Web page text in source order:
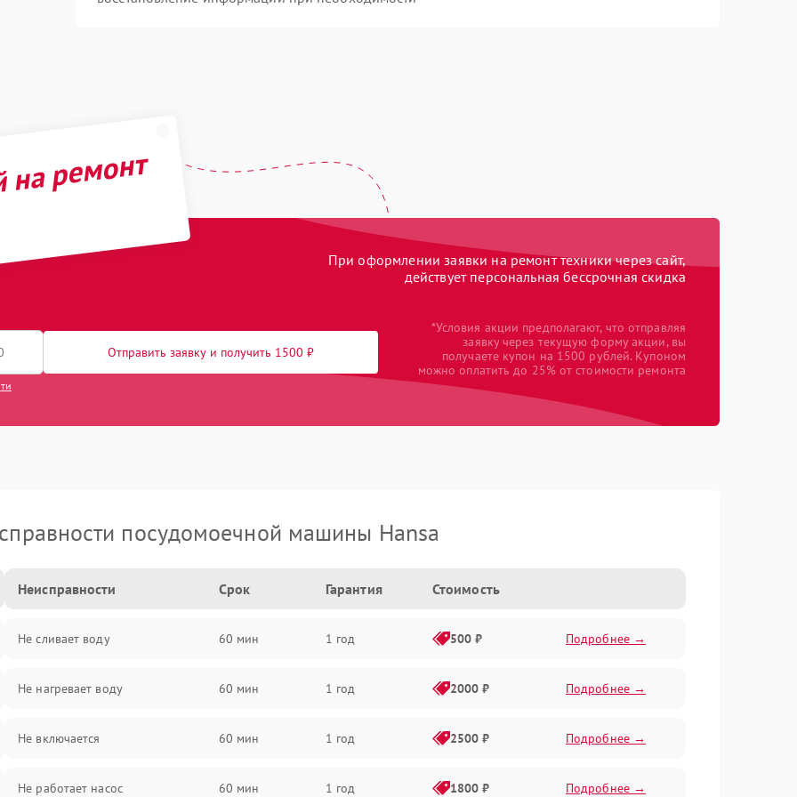
ремонт
При оформлении заявки на ремонт техники через сайт,
действует персональная бессрочная скидка
Отправить заявку и получить 1500 ₽
*Условия акции предполагают, что отправляя
заявку через текущую форму акции, вы
получаете купон на 1500 рублей. Купоном
можно оплатить до 25% от стоимости ремонта
посудомоечной машины Hansa
Неисправности Срок Гарантия Стоимость
Не сливает воду 60 мин 1 год 500 ₽ Подробнее →
Не нагревает воду 60 мин 1 год 2000 ₽ Подробнее →
Не включается 60 мин 1 год 2500 ₽ Подробнее →
Не работает насос 60 мин 1 год 1800 ₽ Подробнее →